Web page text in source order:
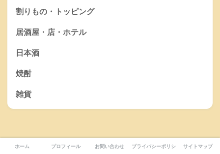
割りもの・トッピング
居酒屋・店・ホテル
日本酒
焼酎
雑貨
ホーム プロフィール お問い合わせ プライバシーポリシー サイトマップ